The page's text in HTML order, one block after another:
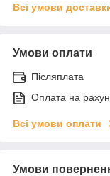
Всі умови
Умови оплати
Післяплата
Оплата на
Всі умови оплати
Умови